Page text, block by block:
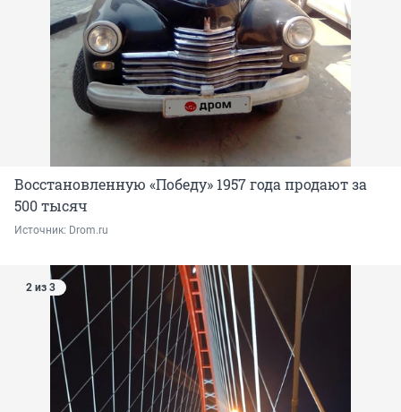
Восстановленную «Победу» 1957 года продают за
500 тысяч
Источник: Drom.ru
2 из 3